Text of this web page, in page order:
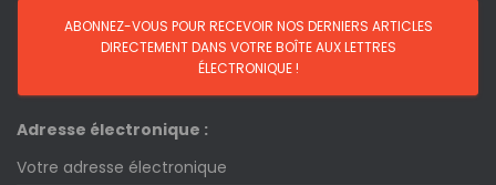
Adresse électronique :